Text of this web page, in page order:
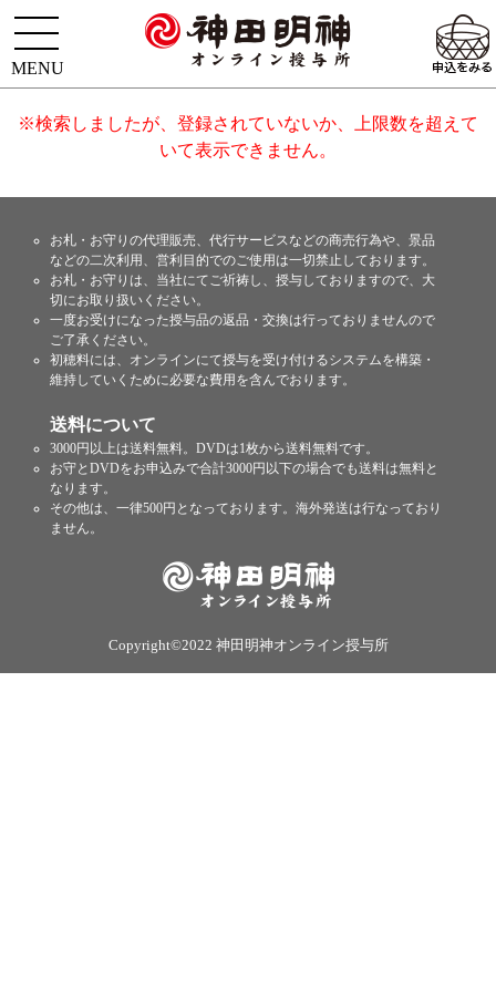
※検索しましたが、登録されていないか、上限数を超えて
いて表示できません。
お札・お守りの代理販売、代行サービスなどの商売行為や、景品
などの二次利用、営利目的でのご使用は一切禁止しております。
お札・お守りは、当社にてご祈祷し、授与しておりますので、大
切にお取り扱いください。
一度お受けになった授与品の返品・交換は行っておりませんので
ご了承ください。
初穂料には、オンラインにて授与を受け付けるシステムを構築・
維持していくために必要な費用を含んでおります。
送料について
3000円以上は送料無料。DVDは1枚から送料無料です。
お守とDVDをお申込みで合計3000円以下の場合でも送料は無料と
なります。
その他は、一律500円となっております。海外発送は行なっており
ません。
Copyright©2022 神田明神オンライン授与所